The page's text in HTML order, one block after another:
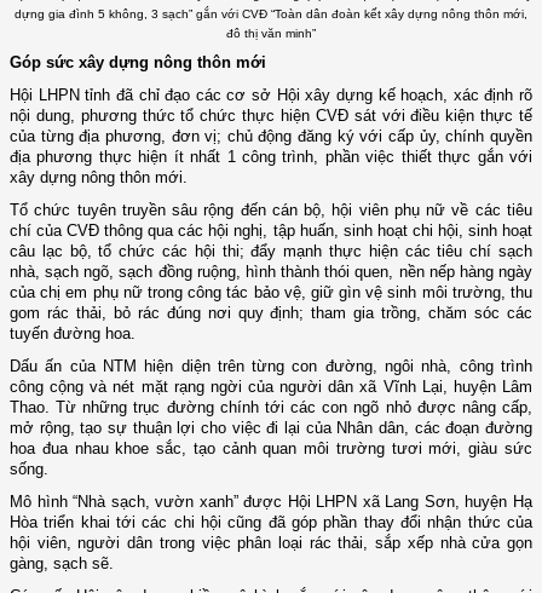
dựng gia đình 5 không, 3 sạch” gắn với CVĐ “Toàn dân đoàn kết xây dựng nông thôn mới,
đô thị văn minh”
Góp sức xây dựng nông thôn mới
Hội LHPN tỉnh đã chỉ đạo các cơ sở Hội xây dựng kế hoạch, xác định rõ
nội dung, phương thức tổ chức thực hiện CVĐ sát với điều kiện thực tế
của từng địa phương, đơn vị; chủ động đăng ký với cấp ủy, chính quyền
địa phương thực hiện ít nhất 1 công trình, phần việc thiết thực gắn với
xây dựng nông thôn mới.
Tổ chức tuyên truyền sâu rộng đến cán bộ, hội viên phụ nữ về các tiêu
chí của CVĐ thông qua các hội nghị, tập huấn, sinh hoạt chi hội, sinh hoạt
câu lạc bộ, tổ chức các hội thi; đẩy mạnh thực hiệncác tiêu chí sạch
nhà, sạch ngõ, sạch đồng ruộng, hình thành thói quen, nền nếp hàng ngày
của chị em phụ nữ trong công tác bảo vệ, giữ gìn vệ sinh môi trường, thu
gom rác thải, bỏ rác đúng nơi quy định; tham gia trồng, chăm sóc các
tuyến đường hoa.
Dấu ấn của NTM hiện diện trên từng con đường, ngôi nhà, công trình
công cộng và nét mặt rạng ngời của người dân xã Vĩnh Lại, huyện Lâm
Thao . Từ những trục đường chính tới các con ngõ nhỏ được nâng cấp,
mở rộng, tạo sự thuận lợi cho việc đi lại của Nhân dân, các đoạn đường
hoa đua nhau khoe sắc, tạo cảnh quan môi trường tươi mới, giàu sức
sống.
Mô hình “Nhà sạch, vườn xanh” được Hội LHPN xã Lang Sơn, huyện Hạ
Hòa triển khai tới các chi hội cũng đã góp phần thay đổi nhận thức của
hội viên, người dân trong việc phân loại rác thải, sắp xếp nhà cửa gọn
gàng, sạch sẽ.